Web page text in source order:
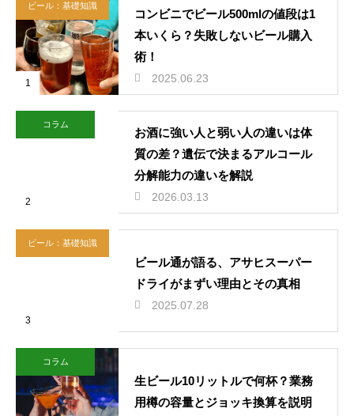
ビール：基礎知識
1
コンビニでビール500mlの値段は1
本いくら？失敗しないビール購入
術！
2025.06.23
コラム
2
お酒に強い人と弱い人の違いは体
質の差？遺伝で決まるアルコール
分解能力の違いを解説
2026.03.13
ビール：基礎知識
3
ビール通が語る、アサヒスーパー
ドライがまずい理由とその真相
2025.07.28
コラム
生ビール10リットルで何杯？業務
用樽の容量とジョッキ換算を説明